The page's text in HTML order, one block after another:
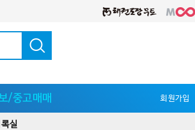
/중고매매 회원가입
실